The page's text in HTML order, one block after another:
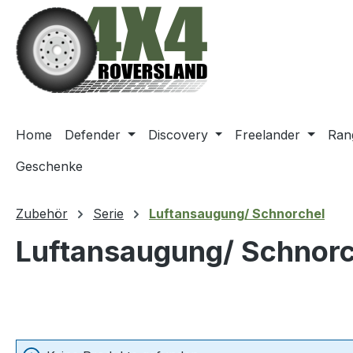
Hauptinhalt springen
Zur Suche springen
Zur Hauptnavigation springen
Home Defender Discovery Freelander
Geschenke
Zubehör Serie Luftansaugung/ Schnorchel
Luftansaugung/